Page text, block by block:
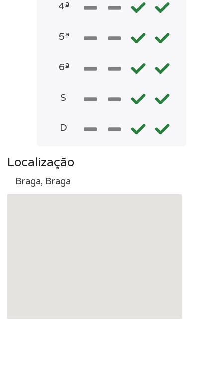
4ª
5ª
6ª
S
D
Localização
Braga, Braga